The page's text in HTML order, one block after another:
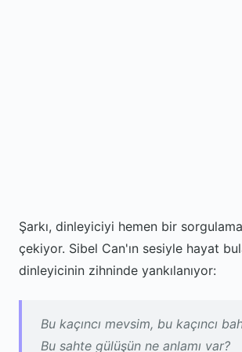
Şarkı, dinleyiciyi hemen bir
çekiyor. Sibel Can'ın sesiyle hayat
dinleyicinin zihninde yankılanıyor:
Bu kaçıncı mevsim, bu kaçıncı
Bu sahte gülüşün ne anlamı var?